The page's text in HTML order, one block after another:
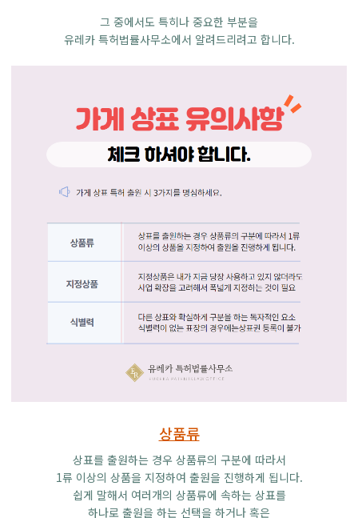
그 중에서도 특히나 중요한 부분을
유레카 특허법률사무소에서 알려드리려고 합니다.
상품류
상표를 출원하는 경우 상품류의 구분에 따라서
1류 이상의 상품을 지정하여 출원을 진행하게 됩니다.
쉽게 말해서 여러개의 상품류에 속하는 상표를
하나로 출원을 하는 선택을 하거나 혹은